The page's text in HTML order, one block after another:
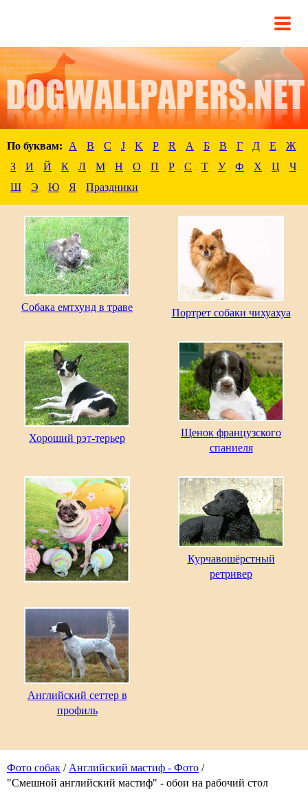
По буквам: A B C J K P R А Б В Г Д Е
Ж
З
И Й К Л М Н О П Р С Т У Ф Х Ц
Ч
Ш
Э Ю Я Праздники
Фото собак / Английский мастиф - Фото /
"Смешной английский мастиф" - обои на рабочий стол
Собака емтхунд в траве Портрет собаки чихуахуа
Хороший рэт-терьер
Щенок французского
спаниеля
Курчавошёрстный
ретривер
Английский сеттер в
профиль